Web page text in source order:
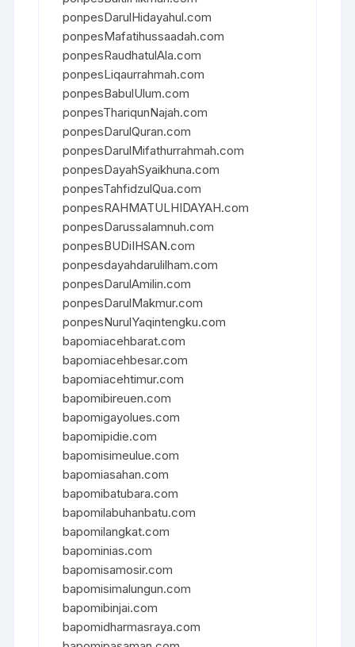
ponpesDarulHidayahul.com
ponpesMafatihussaadah.com
ponpesRaudhatulAla.com
ponpesLiqaurrahmah.com
ponpesBabulUlum.com
ponpesThariqunNajah.com
ponpesDarulQuran.com
ponpesDarulMifathurrahmah.com
ponpesDayahSyaikhuna.com
ponpesTahfidzulQua.com
ponpesRAHMATULHIDAYAH.com
ponpesDarussalamnuh.com
ponpesBUDiIHSAN.com
ponpesdayahdarulilham.com
ponpesDarulAmilin.com
ponpesDarulMakmur.com
ponpesNurulYaqintengku.com
bapomiacehbarat.com
bapomiacehbesar.com
bapomiacehtimur.com
bapomibireuen.com
bapomigayolues.com
bapomipidie.com
bapomisimeulue.com
bapomiasahan.com
bapomibatubara.com
bapomilabuhanbatu.com
bapomilangkat.com
bapominias.com
bapomisamosir.com
bapomisimalungun.com
bapomibinjai.com
bapomidharmasraya.com